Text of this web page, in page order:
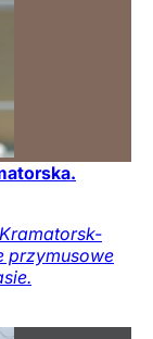
przymusowe